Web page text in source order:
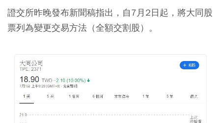
證交所昨晚發布新聞稿指出，自7月2日起，將大同股
票列為變更交易方法（全額交割股）。